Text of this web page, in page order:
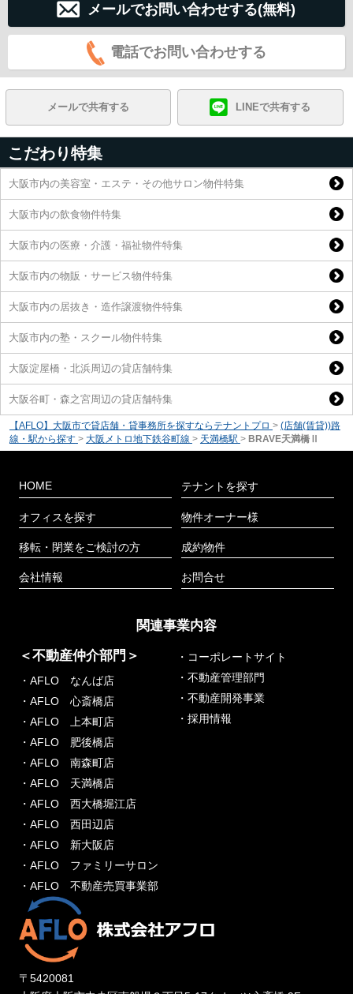
メールでお問い合わせする(無料)
電話でお問い合わせする
メールで共有する LINEで共有する
こだわり特集
大阪市内の美容室・エステ・その他サロン物件特集
大阪市内の飲食物件特集
大阪市内の医療・介護・福祉物件特集
大阪市内の物販・サービス物件特集
大阪市内の居抜き・造作譲渡物件特集
大阪市内の塾・スクール物件特集
大阪淀屋橋・北浜周辺の貸店舗特集
大阪谷町・森之宮周辺の貸店舗特集
【AFLO】大阪市で貸店舗・貸事務所を探すならテナントプロ > (店舗(賃貸))路
線・駅から探す > 大阪メトロ地下鉄谷町線 > 天満橋駅 > BRAVE天満橋Ⅱ
HOME
オフィスを探す
移転・閉業をご検討の方
会社情報
テナントを探す
物件オーナー様
成約物件
お問合せ
関連事業内容
＜不動産仲介部門＞
・AFLO なんば店
・AFLO 心斎橋店
・AFLO 上本町店
・AFLO 肥後橋店
・AFLO 南森町店
・AFLO 天満橋店
・AFLO 西大橋堀江店
・AFLO 西田辺店
・AFLO 新大阪店
・AFLO ファミリーサロン
・AFLO 不動産売買事業部
・コーポレートサイト
・不動産管理部門
・不動産開発事業
・採用情報
〒5420081